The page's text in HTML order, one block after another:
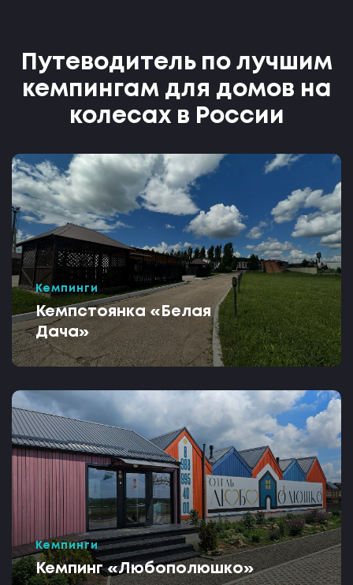
Путеводитель по лучшим
кемпингам для домов на
колесах в России
Кемпинги
Кемпстоянка «Белая
Дача»
Кемпинги
Кемпинг «Любополюшко»